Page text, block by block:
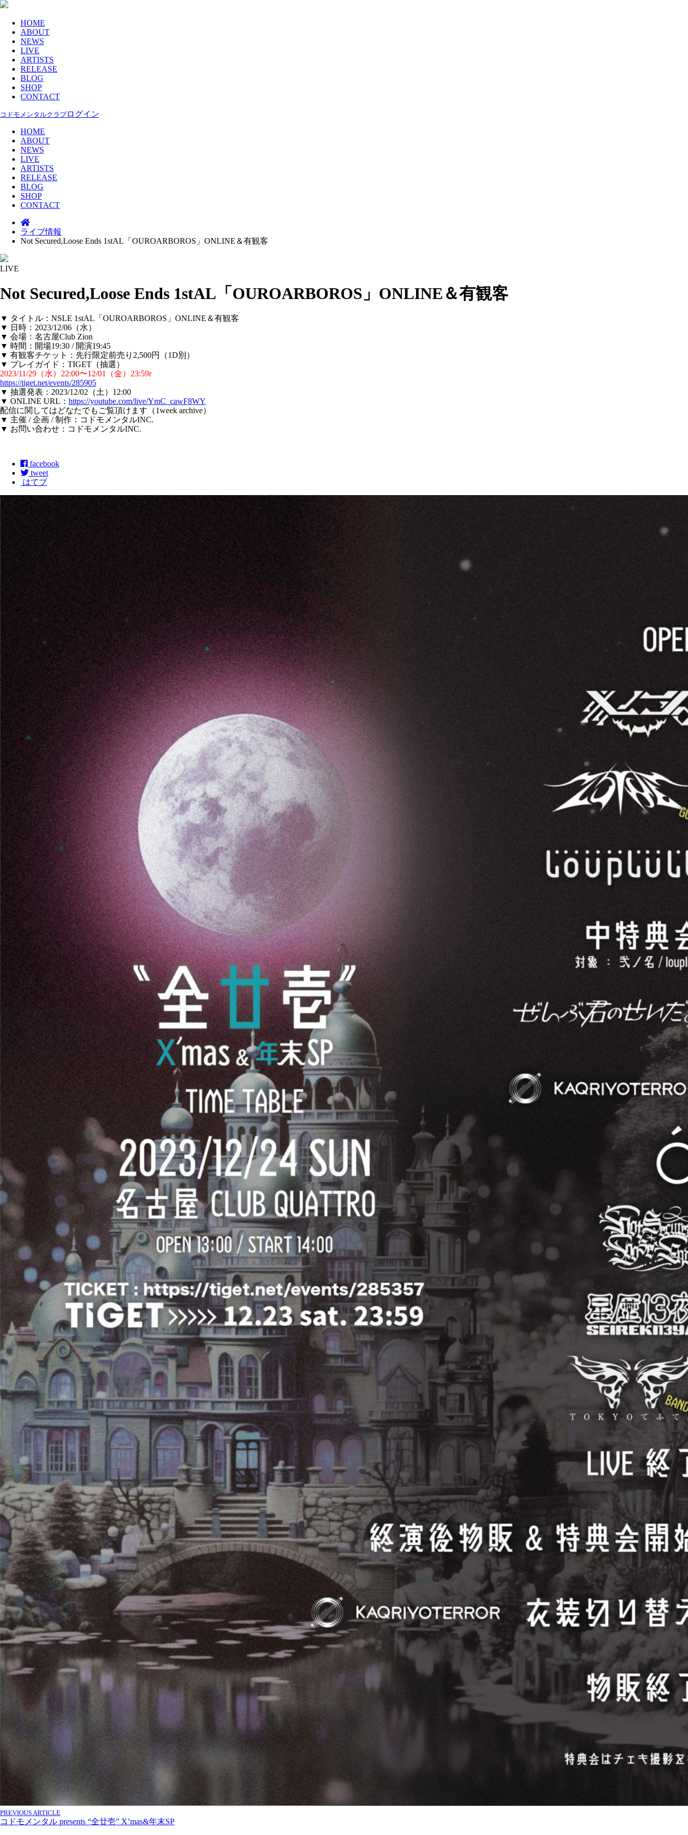
HOME
ABOUT
NEWS
LIVE
ARTISTS
RELEASE
BLOG
SHOP
CONTACT
コドモメンタルクラブ ログイン
HOME
ABOUT
NEWS
LIVE
ARTISTS
RELEASE
BLOG
SHOP
CONTACT
ライブ情報
Not Secured,Loose Ends 1stAL「OUROARBOROS」ONLINE＆有観客
LIVE
Not Secured,Loose Ends 1stAL「OUROARBOROS」ONLINE＆有観客
▼ タイトル：NSLE 1stAL「OUROARBOROS」ONLINE＆有観客
▼ 日時：2023/12/06（水）
▼ 会場：名古屋Club Zion
▼ 時間：開場19:30 / 開演19:45
▼ 有観客チケット：先行限定前売り2,500円（1D別）
▼ プレイガイド：TIGET（抽選）
2023/11/29（水）22:00〜12/01（金）23:59r
https://tiget.net/events/285905
▼ 抽選発表：2023/12/02（土）12:00
▼ ONLINE URL： https://youtube.com/live/YmC_cawF8WY
配信に関してはどなたでもご覧頂けます（1week archive）
▼ 主催 / 企画 / 制作：コドモメンタルINC.
▼ お問い合わせ：コドモメンタルINC.
facebook
tweet
はてブ
PREVIOUS ARTICLE
コドモメンタル presents “全廿壱” X’mas&年末SP